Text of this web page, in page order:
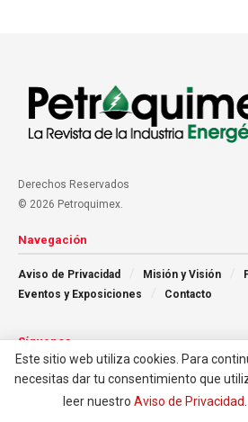
Derechos Reservados
© 2026 Petroquimex.
Navegación
Aviso de Privacidad Misión y Visión
Eventos y Exposiciones
Contacto
Síguenos
Este sitio web utiliza cookies. Para
necesitas dar tu consentimiento que
leer nuestro Aviso de Privacidad